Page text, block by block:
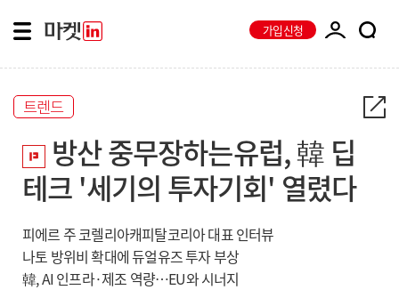
가입신청
트렌드
방산 중무장하는유럽, 韓 딥
테크 '세기의 투자기회' 열렸다
피에르 주 코렐리아캐피탈코리아 대표 인터뷰
나토 방위비 확대에 듀얼유즈 투자 부상
韓, AI 인프라·제조 역량…EU와 시너지